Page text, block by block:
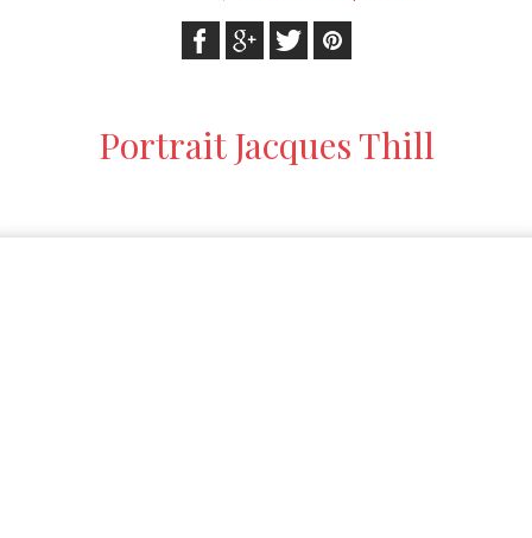
Portrait Jacques Thill